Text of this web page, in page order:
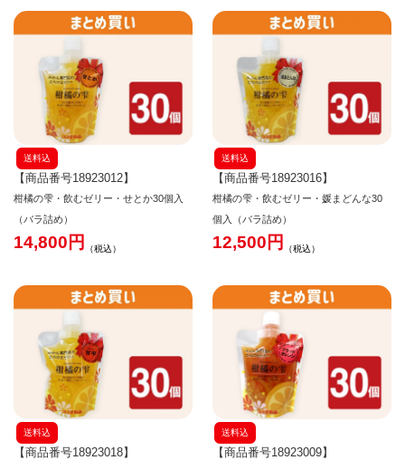
送料込
【商品番号18923012】
柑橘の雫・飲むゼリー・せとか30個入
（バラ詰め）
14,800 税込
送料込
【商品番号18923016】
柑橘の雫・飲むゼリー・媛まどんな30
個入（バラ詰め）
12,500 税込
送料込
【商品番号18923018】
送料込
【商品番号18923009】